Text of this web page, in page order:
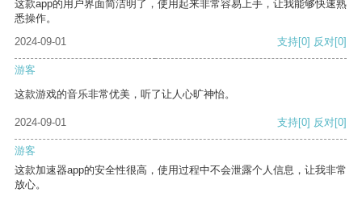
这款app的用户界面简洁明了，使用起来非常容易上手，让我能够快速熟
悉操作。
2024-09-01
支持[0] 反对[0]
游客
这款游戏的音乐非常优美，听了让人心旷神怡。
2024-09-01 支持[0] 反对[0]
游客
这款加速器app的安全性很高，使用过程中不会泄露个人信息，让我非常
放心。